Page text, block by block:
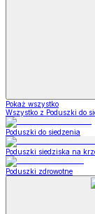
Pokaż wszystko
Wszystko z Poduszki do
Poduszki do siedzenia
Poduszki siedziska na
Poduszki zdrowotne